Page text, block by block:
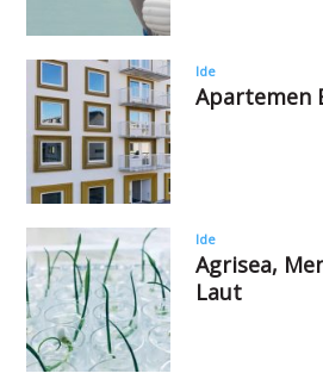
Ide
Apartemen
Ide
Agrisea,
Laut